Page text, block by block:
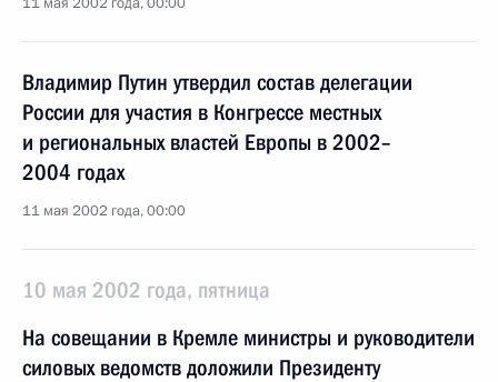
Владимир Путин утвердил состав делегации
России для участия в Конгрессе местных
и региональных властей Европы в 2002–
2004 годах
11 мая 2002 года, 00:00
10 мая 2002 года, пятница
На совещании в Кремле министры и руководители
силовых ведомств доложили Президенту